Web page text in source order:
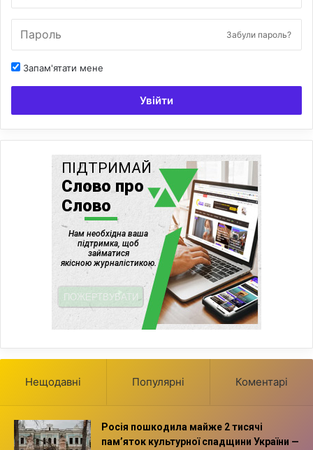
Забули пароль?
Запам'ятати мене
Увійти
Нещодавні Популярні Коментарі
Росія пошкодила майже 2 тисячі
пам’яток культурної спадщини України —